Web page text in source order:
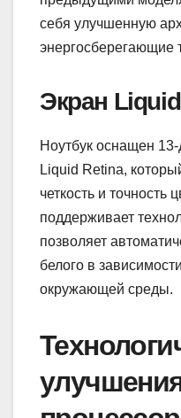
себя улучшенную
энергосберегающие
Экран
Ноутбук оснащен
Liquid Retina,
четкость и точность
поддерживает
позволяет
белого в
окружающей среды.